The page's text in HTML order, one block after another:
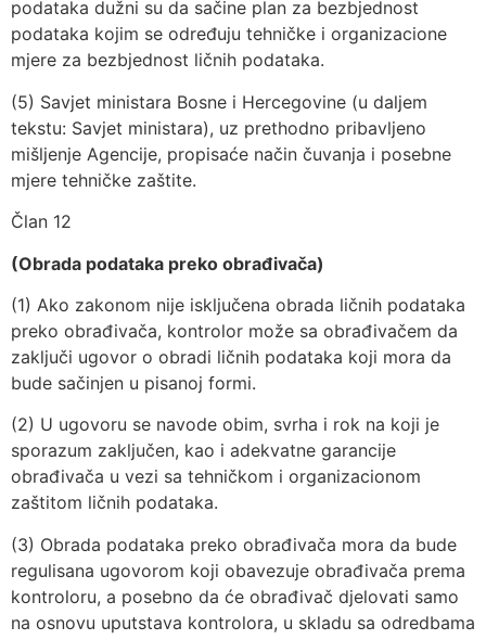
podataka dužni su da sačine plan za bezbjednost
podataka kojim se određuju tehničke i organizacione
mjere za bezbjednost ličnih podataka.
(5) Savjet ministara Bosne i Hercegovine (u daljem
tekstu: Savjet ministara), uz prethodno pribavljeno
mišljenje Agencije, propisaće način čuvanja i posebne
mjere tehničke zaštite.
Član 12
(Obrada podataka preko obrađivača)
(1) Ako zakonom nije isključena obrada ličnih podataka
preko obrađivača, kontrolor može sa obrađivačem da
zaključi ugovor o obradi ličnih podataka koji mora da
bude sačinjen u pisanoj formi.
(2) U ugovoru se navode obim, svrha i rok na koji je
sporazum zaključen, kao i adekvatne garancije
obrađivača u vezi sa tehničkom i organizacionom
zaštitom ličnih podataka.
(3) Obrada podataka preko obrađivača mora da bude
regulisana ugovorom koji obavezuje obrađivača prema
kontroloru, a posebno da će obrađivač djelovati samo
na osnovu uputstava kontrolora, u skladu sa odredbama